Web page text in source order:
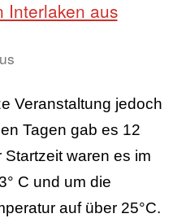
Veranstaltung jedoch
Tagen gab es 12
waren es im
C und um die
auf über 25°C.